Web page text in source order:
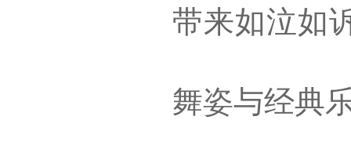
带来如泣如
舞姿与经典